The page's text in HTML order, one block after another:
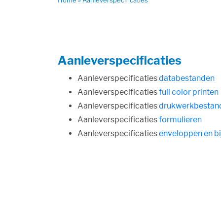
Aanleverspecificaties
Aanleverspecificatiesdatabestanden
Aanleverspecificatiesfull color printen
Aanleverspecificaties
Aanleverspecificatiesformulieren
Aanleverspecificatiesenveloppen en